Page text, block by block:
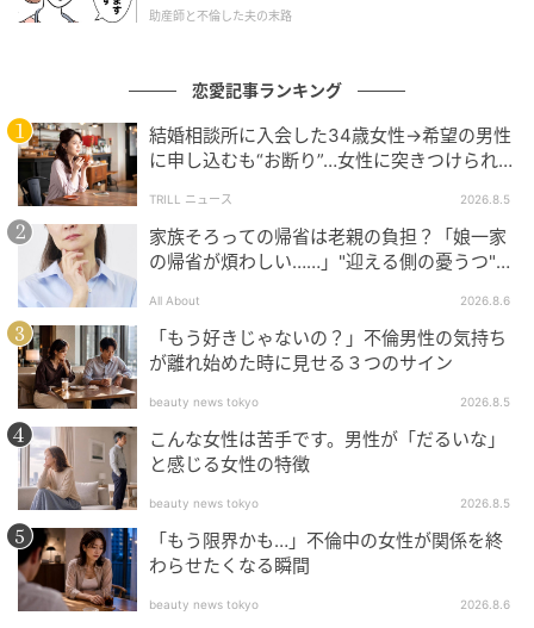
講師を務めるのは、演劇経験者やプロの音楽家です。
現役アーティストならではの指導により、日常の保育
とは異なる刺激を子どもたちに届けています。
助産師と不倫した夫の末路
恋愛記事ランキング
結婚相談所に入会した34歳女性→希望の男性
に申し込むも“お断り”…女性に突きつけられた
TRILL ニュース 2026.8.5
家族そろっての帰省は老親の負担？「娘一家
の帰省が煩わしい……」"迎える側の憂うつ"の
All About 2026.8.6
「もう好きじゃないの？」不倫男性の気持ち
が離れ始めた時に見せる３つのサイン
beauty news tokyo 2026.8.5
こんな女性は苦手です。男性が「だるいな」
と感じる女性の特徴
beauty news tokyo 2026.8.5
「もう限界かも…」不倫中の女性が関係を終
わらせたくなる瞬間
beauty news tokyo 2026.8.6